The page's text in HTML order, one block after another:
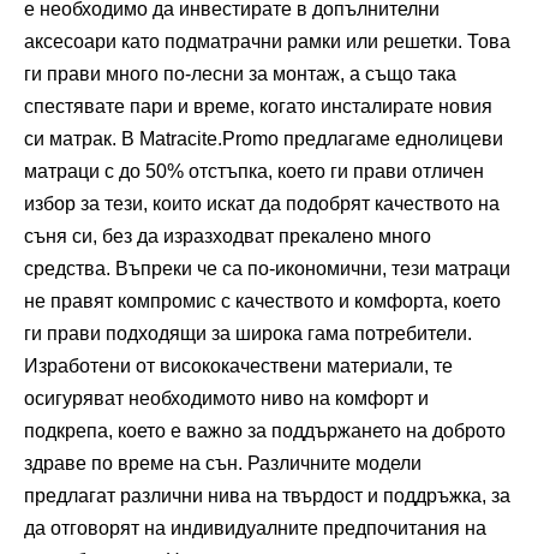
е необходимо да инвестирате в допълнителни
аксесоари като подматрачни рамки или решетки. Това
ги прави много по-лесни за монтаж, а също така
спестявате пари и време, когато инсталирате новия
си матрак. В Matracite.Promo предлагаме еднолицеви
матраци с до 50% отстъпка, което ги прави отличен
избор за тези, които искат да подобрят качеството на
съня си, без да изразходват прекалено много
средства. Въпреки че са по-икономични, тези матраци
не правят компромис с качеството и комфорта, което
ги прави подходящи за широка гама потребители.
Изработени от висококачествени материали, те
осигуряват необходимото ниво на комфорт и
подкрепа, което е важно за поддържането на доброто
здраве по време на сън. Различните модели
предлагат различни нива на твърдост и поддръжка, за
да отговорят на индивидуалните предпочитания на